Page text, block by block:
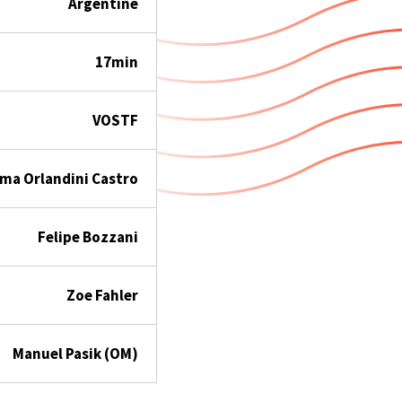
17min
VOSTF
Orlandini Castro
Felipe Bozzani
Zoe Fahler
Manuel Pasik (OM)